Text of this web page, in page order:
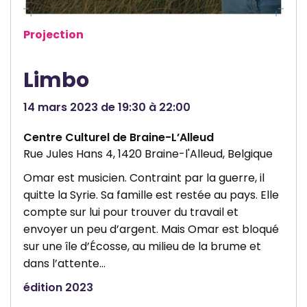
M
i
o
n
e
l
a
L
a
ï
c
i
t
r
T
b
z
e
l
Projection
Limbo
14 mars 2023 de 19:30 à 22:00
Centre Culturel de Braine-L’Alleud
Rue Jules Hans 4, 1420 Braine-l'Alleud, Belgique
Omar est musicien. Contraint par la guerre, il
quitte la Syrie. Sa famille est restée au pays. Elle
compte sur lui pour trouver du travail et
envoyer un peu d’argent. Mais Omar est bloqué
sur une île d’Écosse, au milieu de la brume et
dans l’attente…
édition 2023